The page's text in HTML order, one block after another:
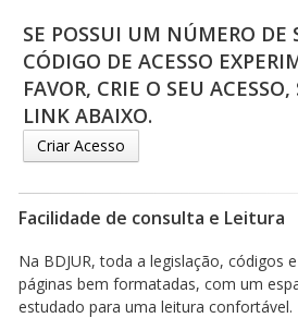
SE POSSUI UM NÚMERO DE
CÓDIGO DE ACESSO
FAVOR, CRIE O SEU
LINK ABAIXO.
Criar Acesso
Facilidade de consulta e Leitura
Na BDJUR, toda a legislação, códigos
páginas bem formatadas, com um
estudado para uma leitura confortável.